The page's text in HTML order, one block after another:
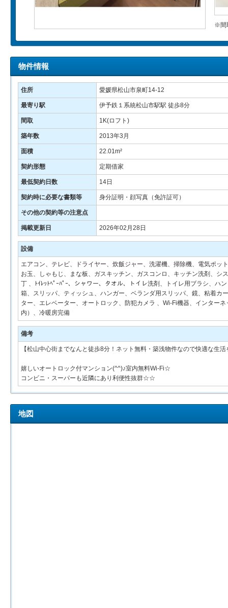
※間
物件情報
住所 愛媛県松山市泉町14-12
最寄り駅 伊予鉄１系統松山市駅駅 徒歩8分
間取 1K(ロフト)
築年数 2013年3月
面積 22.01m²
契約形態 定期借家
最低契約日数 14日
契約時に必要な書類等 身分証明・顔写真（免許証可）
その他の契約等の注意点
掲載更新日 2026年02月28日
設備
エアコン、テレビ、ドライヤー、炊飯ジャー、洗濯機、掃除機、電気ポ
お玉、しゃもじ、まな板、ガスキッチン、ガスコンロ、キッチン洗剤、
丁 、ﾄｲﾚｯﾄﾍﾟｰﾊﾟｰ、シャワー、タオル、トイレ洗剤、トイレ用ブラシ、
箱、スリッパ、ティッシュ、ハンガー、ベランダ用スリッパ、鏡、粘着
ター、エレベーター、オートロック、防犯カメラ 、Wi-Fi機器、インター
内）、冷暖房完備
備考
【松山中心街までなんと徒歩8分！ネット無料・築浅物件なので快適な生
嬉しいオートロック付マンション(^^)♪室内無料Wi-Fi☆
コンビニ・スーパーも近隣にあり利便性抜群☆☆
地図